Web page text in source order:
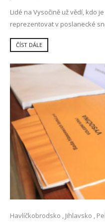
Lidé na Vysočině už vědí, kdo
reprezentovat v poslanecké
ČÍST DÁLE
Havlíčkobrodsko Jihlavsko